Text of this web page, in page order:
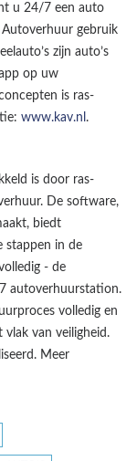
u 24/7 een auto
Autoverhuur gebruik
zijn auto’s
op uw
is ras-
www.kav.nl .
is door ras-
De software,
biedt
stappen in de
- de
autoverhuurstation.
volledig en
van veiligheid.
Meer